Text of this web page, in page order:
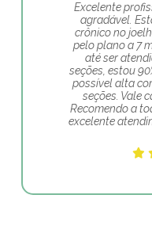
Excelente
agradável.
crônico no
pelo plano a 7
até ser
seções, estou
possível alta
seções. Vale
Recomendo a
excelente